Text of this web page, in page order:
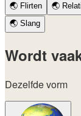
🌏 Flirten 🌏
🌏 Slang
Wordt
Dezelfde vorm